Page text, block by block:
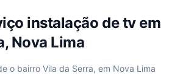
instalação de tvem
Nova Lima
o bairro Vila da Serra, em Nova Lima